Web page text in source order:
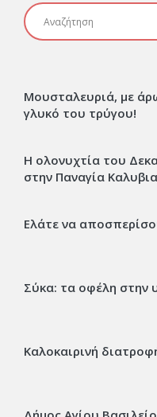
Μουσταλευριά, με
γλυκό του τρύγου!
Η ολονυχτία του
στην Παναγία
Ελάτε να
Σύκα: τα οφέλη στην
Καλοκαιρινή